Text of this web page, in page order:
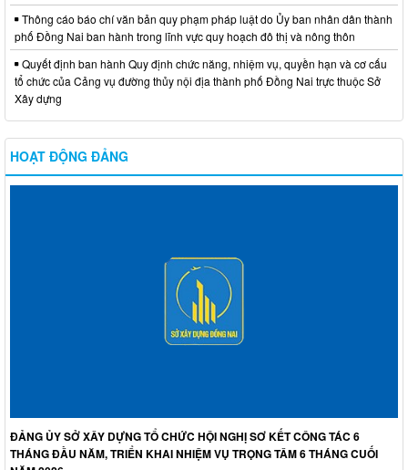
Thông cáo báo chí văn bản quy phạm pháp luật do Ủy ban nhân dân thành
phố Đồng Nai ban hành trong lĩnh vực quy hoạch đô thị và nông thôn
Quyết định ban hành Quy định chức năng, nhiệm vụ, quyền hạn và cơ cấu
tổ chức của Cảng vụ đường thủy nội địa thành phố Đồng Nai trực thuộc Sở
Xây dựng
HOẠT ĐỘNG ĐẢNG
ĐẢNG ỦY SỞ XÂY DỰNG TỔ CHỨC HỘI NGHỊ SƠ KẾT CÔNG TÁC 6
THÁNG ĐẦU NĂM, TRIỂN KHAI NHIỆM VỤ TRỌNG TÂM 6 THÁNG CUỐI